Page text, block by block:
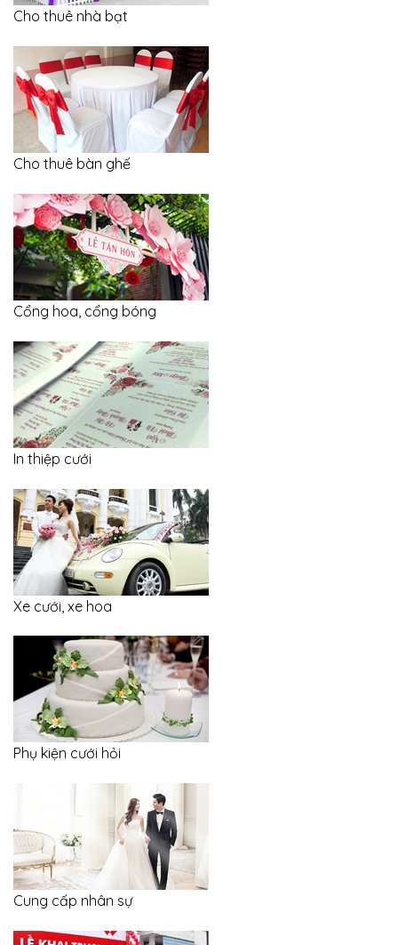
Cho thuê nhà bạt
Cho thuê bàn ghế
Cổng hoa, cổng bóng
In thiệp cưới
Xe cưới, xe hoa
Phụ kiện cưới hỏi
Cung cấp nhân sự